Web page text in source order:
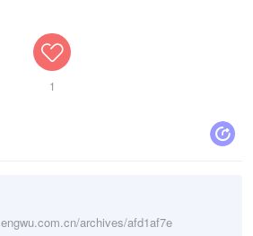
1
archives/afd1af7e